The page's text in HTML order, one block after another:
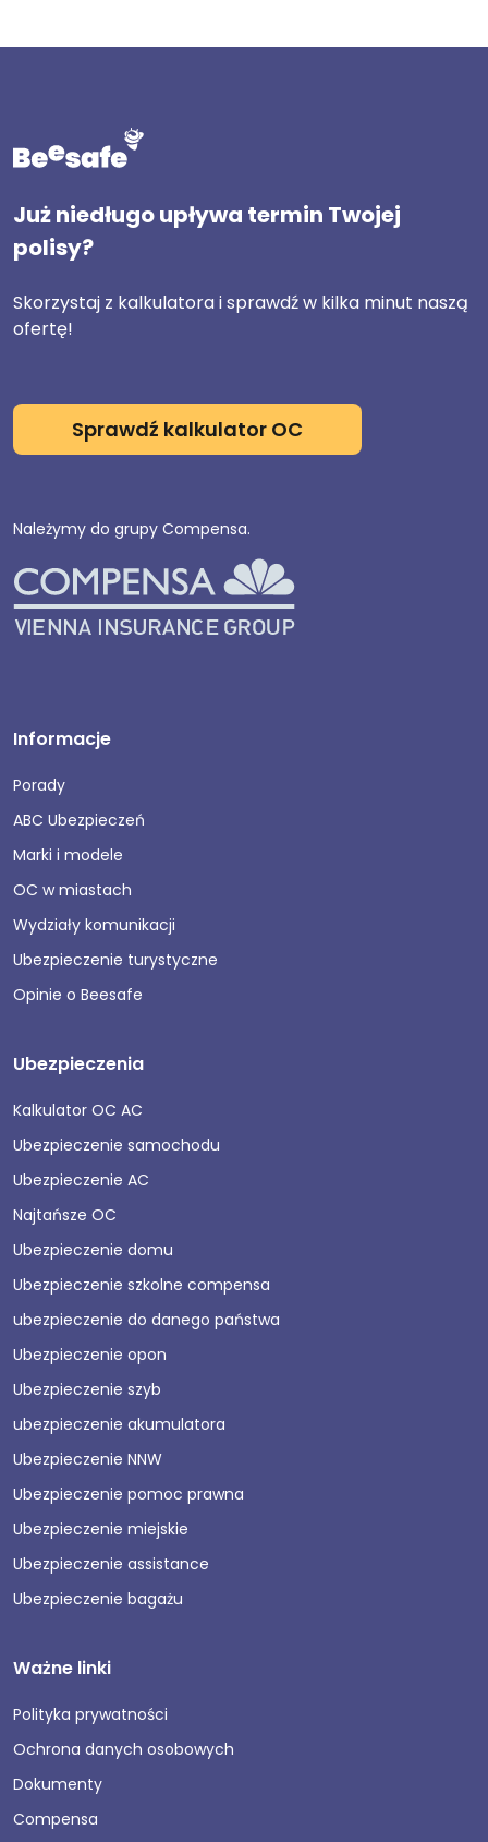
Już niedługo upływa termin Twojej
polisy?
Skorzystaj z kalkulatora i sprawdź w kilka minut naszą
ofertę!
Sprawdź kalkulator OC
Należymy do grupy Compensa.
Informacje
Porady
ABC Ubezpieczeń
Marki i modele
OC w miastach
Wydziały komunikacji
Ubezpieczenie turystyczne
Opinie o Beesafe
Ubezpieczenia
Kalkulator OC AC
Ubezpieczenie samochodu
Ubezpieczenie AC
Najtańsze OC
Ubezpieczenie domu
Ubezpieczenie szkolne compensa
ubezpieczenie do danego państwa
Ubezpieczenie opon
Ubezpieczenie szyb
ubezpieczenie akumulatora
Ubezpieczenie NNW
Ubezpieczenie pomoc prawna
Ubezpieczenie miejskie
Ubezpieczenie assistance
Ubezpieczenie bagażu
Ważne linki
Polityka prywatności
Ochrona danych osobowych
Dokumenty
Compensa